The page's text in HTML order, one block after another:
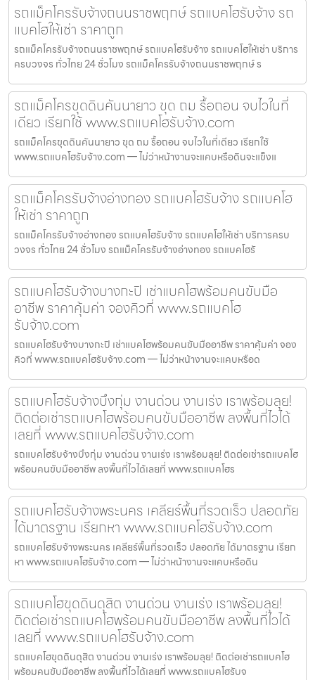
รถแม็คโครรับจ้างถนนราชพฤกษ์ รถแบคโฮรับจ้าง รถ
แบคโฮให้เช่า ราคาถูก
รถแม็คโครรับจ้างถนนราชพฤกษ์ รถแบคโฮรับจ้าง รถแบคโฮให้เช่า บริการ
ครบวงจร ทั่วไทย 24 ชั่วโมง รถแม็คโครรับจ้างถนนราชพฤกษ์ ร
รถแม็คโครขุดดินคันนายาว ขุด ถม รื้อถอน จบไวในที่
เดียว เรียกใช้ www.รถแบคโฮรับจ้าง.com
รถแม็คโครขุดดินคันนายาว ขุด ถม รื้อถอน จบไวในที่เดียว เรียกใช้
www.รถแบคโฮรับจ้าง.com — ไม่ว่าหน้างานจะแคบหรือดินจะแข็งแ
รถแม็คโครรับจ้างอ่างทอง รถแบคโฮรับจ้าง รถแบคโฮ
ให้เช่า ราคาถูก
รถแม็คโครรับจ้างอ่างทอง รถแบคโฮรับจ้าง รถแบคโฮให้เช่า บริการครบ
วงจร ทั่วไทย 24 ชั่วโมง รถแม็คโครรับจ้างอ่างทอง รถแบคโฮรั
รถแบคโฮรับจ้างบางกะปิ เช่าแบคโฮพร้อมคนขับมือ
อาชีพ ราคาคุ้มค่า จองคิวที่ www.รถแบคโฮ
รับจ้าง.com
รถแบคโฮรับจ้างบางกะปิ เช่าแบคโฮพร้อมคนขับมืออาชีพ ราคาคุ้มค่า จอง
คิวที่ www.รถแบคโฮรับจ้าง.com — ไม่ว่าหน้างานจะแคบหรือด
รถแบคโฮรับจ้างบึงกุ่ม งานด่วน งานเร่ง เราพร้อมลุย!
ติดต่อเช่ารถแบคโฮพร้อมคนขับมืออาชีพ ลงพื้นที่ไวได้
เลยที่ www.รถแบคโฮรับจ้าง.com
รถแบคโฮรับจ้างบึงกุ่ม งานด่วน งานเร่ง เราพร้อมลุย! ติดต่อเช่ารถแบคโฮ
พร้อมคนขับมืออาชีพ ลงพื้นที่ไวได้เลยที่ www.รถแบคโฮร
รถแบคโฮรับจ้างพระนคร เคลียร์พื้นที่รวดเร็ว ปลอดภัย
ได้มาตรฐาน เรียกหา www.รถแบคโฮรับจ้าง.com
รถแบคโฮรับจ้างพระนคร เคลียร์พื้นที่รวดเร็ว ปลอดภัย ได้มาตรฐาน เรียก
หา www.รถแบคโฮรับจ้าง.com — ไม่ว่าหน้างานจะแคบหรือดิน
รถแบคโฮขุดดินดุสิต งานด่วน งานเร่ง เราพร้อมลุย!
ติดต่อเช่ารถแบคโฮพร้อมคนขับมืออาชีพ ลงพื้นที่ไวได้
เลยที่ www.รถแบคโฮรับจ้าง.com
รถแบคโฮขุดดินดุสิต งานด่วน งานเร่ง เราพร้อมลุย! ติดต่อเช่ารถแบคโฮ
พร้อมคนขับมืออาชีพ ลงพื้นที่ไวได้เลยที่ www.รถแบคโฮรับจ